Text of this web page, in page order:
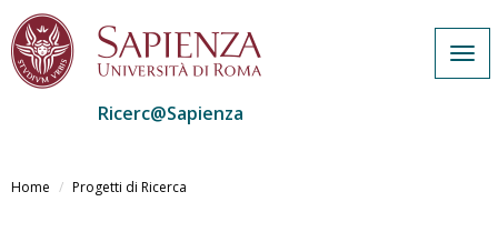
al
Ricerc@Sapienza
Home Progetti di Ricerca